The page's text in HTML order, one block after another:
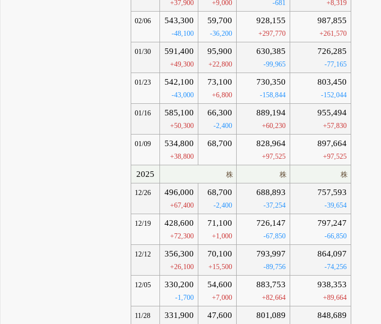
+37,900 +9,000 -681 +8,319
02/06 543,300
-48,100
59,700
-36,200
928,155
+297,770
987,855
+261,570
01/30 591,400
+49,300
95,900
+22,800
630,385
-99,965
726,285
-77,165
01/23 542,100
-43,000
73,100
+6,800
730,350
-158,844
803,450
-152,044
01/16 585,100
+50,300
66,300
-2,400
889,194
+60,230
955,494
+57,830
01/09 534,800
+38,800
68,700 828,964
+97,525
897,664
+97,525
2025 株 株 株
12/26 496,000
+67,400
68,700
-2,400
688,893
-37,254
757,593
-39,654
12/19 428,600
+72,300
71,100
+1,000
726,147
-67,850
797,247
-66,850
12/12 356,300
+26,100
70,100
+15,500
793,997
-89,756
864,097
-74,256
12/05 330,200
-1,700
54,600
+7,000
883,753
+82,664
938,353
+89,664
11/28 331,900 47,600 801,089 848,689